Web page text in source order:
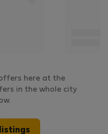
here at the
in the whole city